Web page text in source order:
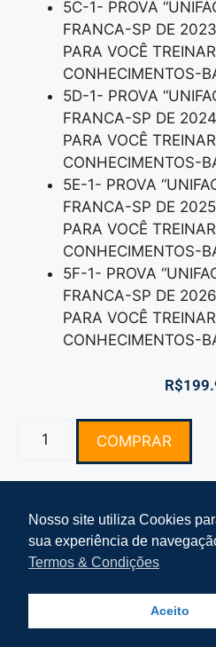
5C-1- PROVA
FRANCA-SP DE
PARA VOCÊ
CONHECIMENTOS-
5D-1- PROVA
FRANCA-SP DE
PARA VOCÊ
CONHECIMENTOS-
5E-1- PROVA
FRANCA-SP DE
PARA VOCÊ
CONHECIMENTOS-
5F-1- PROVA
FRANCA-SP DE
PARA VOCÊ
CONHECIMENTOS-
R$
COMPRAR
Nosso site utiliza Cookies
sua experiência de
Termos & Condições
Aceito